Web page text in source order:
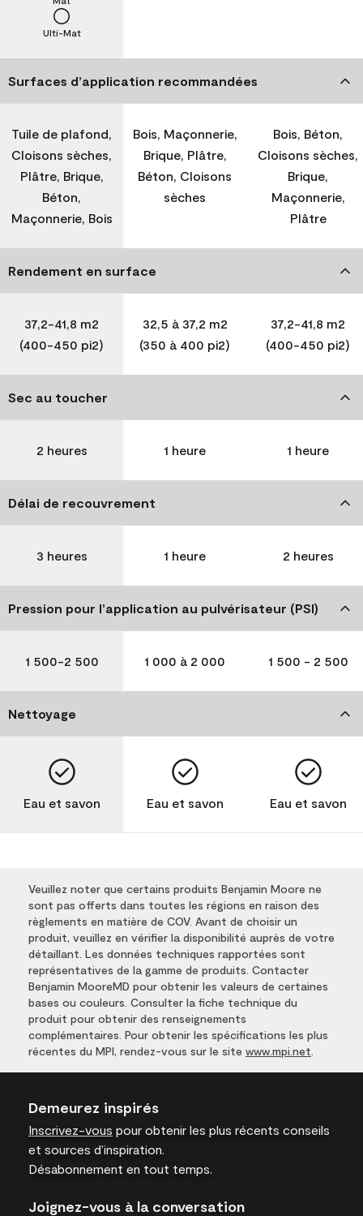
Ulti-Mat
Surfaces d’application recommandées
Tuile de plafond,
Cloisons sèches,
Plâtre, Brique,
Béton,
Maçonnerie, Bois
Bois, Maçonnerie,
Brique, Plâtre,
Béton, Cloisons
sèches
Bois, Béton,
Cloisons sèches,
Brique,
Maçonnerie,
Plâtre
Rendement en surface
37,2-41,8 m2
(400-450 pi2)
32,5 à 37,2 m2
(350 à 400 pi2)
37,2-41,8 m2
(400-450 pi2)
Sec au toucher
2 heures 1 heure 1 heure
Délai de recouvrement
3 heures 1 heure 2 heures
Pression pour l’application au pulvérisateur (PSI)
1 500-2 500 1 000 à 2 000 1 500 - 2 500
Nettoyage
Eau et savon Eau et savon Eau et savon
Veuillez noter que certains produits Benjamin Moore ne
sont pas offerts dans toutes les régions en raison des
règlements en matière de COV. Avant de choisir un
produit, veuillez en vérifier la disponibilité auprès de votre
détaillant. Les données techniques rapportées sont
représentatives de la gamme de produits. Contacter
Benjamin MooreMD pour obtenir les valeurs de certaines
bases ou couleurs. Consulter la fiche technique du
produit pour obtenir des renseignements
complémentaires. Pour obtenir les spécifications les plus
récentes du MPI, rendez-vous sur le site www.mpi.net
Demeurez inspirés
Inscrivez-vous pour obtenir les plus récents conseils
et sources d’inspiration.
Désabonnement en tout temps.
Joignez-vous à la conversation